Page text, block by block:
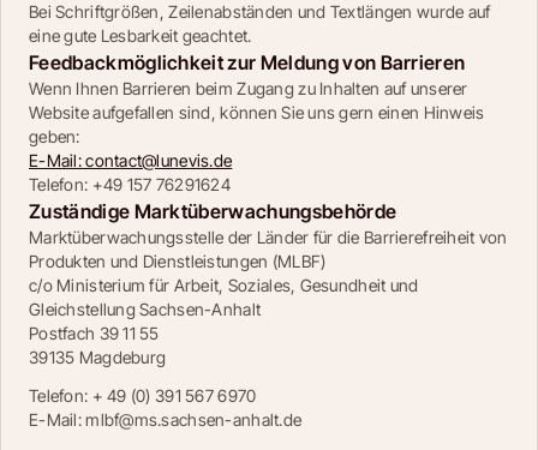
Bei Schriftgrößen, Zeilenabständen und Textlängen wurde auf
eine gute Lesbarkeit geachtet.
Feedbackmöglichkeit zur Meldung von Barrieren
Wenn Ihnen Barrieren beim Zugang zu Inhalten auf unserer
Website aufgefallen sind, können Sie uns gern einen Hinweis
geben:
E-Mail: contact@lunevis.de
Telefon: +49 157 76291624
Zuständige Marktüberwachungsbehörde
Marktüberwachungsstelle der Länder für die Barrierefreiheit von
Produkten und Dienstleistungen (MLBF)
c/o Ministerium für Arbeit, Soziales, Gesundheit und
Gleichstellung Sachsen-Anhalt
Postfach 39 11 55
39135 Magdeburg
Telefon: + 49 (0) 391 567 6970
E-Mail: mlbf@ms.sachsen-anhalt.de